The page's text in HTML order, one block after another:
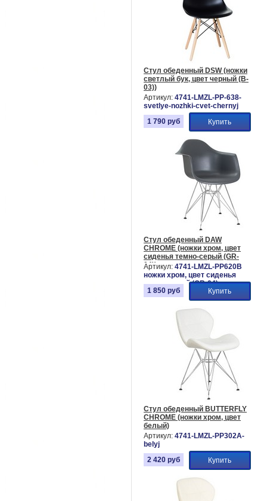
Стул обеденный DSW (ножки
светлый бук, цвет черный (B-
03))
Артикул: 4741-LMZL-PP-638-
svetlye-nozhki-cvet-chernyj
1 790 руб Купить
Стул обеденный DAW
CHROME (ножки хром, цвет
сиденья темно-серый (GR-
04))
Артикул: 4741-LMZL-PP620B
ножки хром, цвет сиденья
темно-серый (GR-04)
1 850 руб Купить
Стул обеденный BUTTERFLY
CHROME (ножки хром, цвет
белый)
Артикул: 4741-LMZL-PP302A-
belyj
2 420 руб Купить